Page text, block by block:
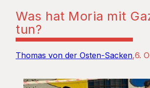
Was hat Moria mit
tun?
Thomas von der Osten-Sacken 6.